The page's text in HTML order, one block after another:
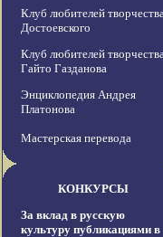
Клуб любителей
Достоевского
Клуб любителей
Гайто Газданова
Энциклопедия Андрея
Платонова
Мастерская перевода
КОНКУРСЫ
За вклад в русскую
культуру публикациями в